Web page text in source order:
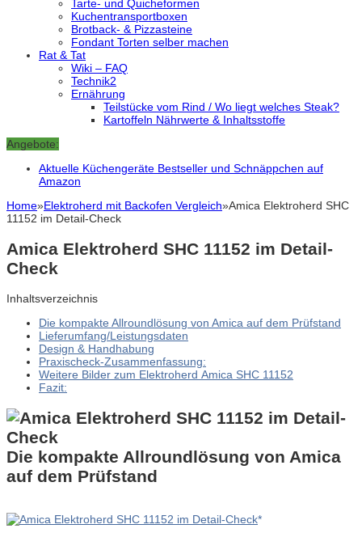
Tarte- und Quicheformen
Kuchentransportboxen
Brotback- & Pizzasteine
Fondant Torten selber machen
Rat & Tat
Wiki – FAQ
Technik2
Ernährung
Teilstücke vom Rind / Wo liegt welches Steak?
Kartoffeln Nährwerte & Inhaltsstoffe
Angebote:
Aktuelle Küchengeräte Bestseller und Schnäppchen auf
Amazon
Home»Elektroherd mit Backofen Vergleich»Amica Elektroherd SHC
11152 im Detail-Check
Amica Elektroherd SHC 11152 im Detail-
Check
Inhaltsverzeichnis
Die kompakte Allroundlösung von Amica auf dem Prüfstand
Lieferumfang/Leistungsdaten
Design & Handhabung
Praxischeck-Zusammenfassung:
Weitere Bilder zum Elektroherd Amica SHC 11152
Fazit:
Die kompakte Allroundlösung von Amica
auf dem Prüfstand